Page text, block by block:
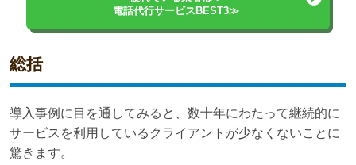
電話代行サービスBEST3≫
総括
導入事例に目を通してみると、数十年にわたって継続的に
サービスを利用しているクライアントが少なくないことに
驚きます。